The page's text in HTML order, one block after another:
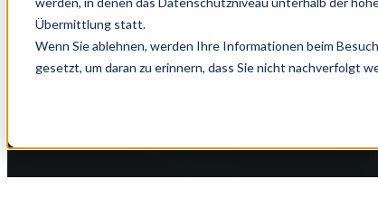
Übermittlung statt.
Wenn Sie ablehnen, werden Ihre Informationen beim
gesetzt, um daran zu erinnern, dass Sie nicht nachverfolgt